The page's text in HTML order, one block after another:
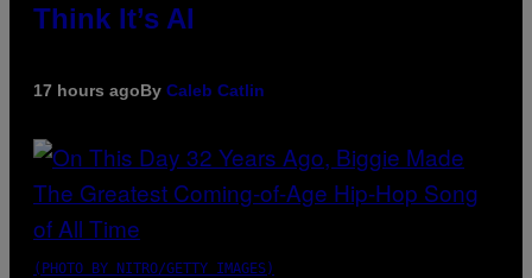
Think It’s AI
17 hours agoBy Caleb Catlin
(PHOTO BY NITRO/GETTY IMAGES)